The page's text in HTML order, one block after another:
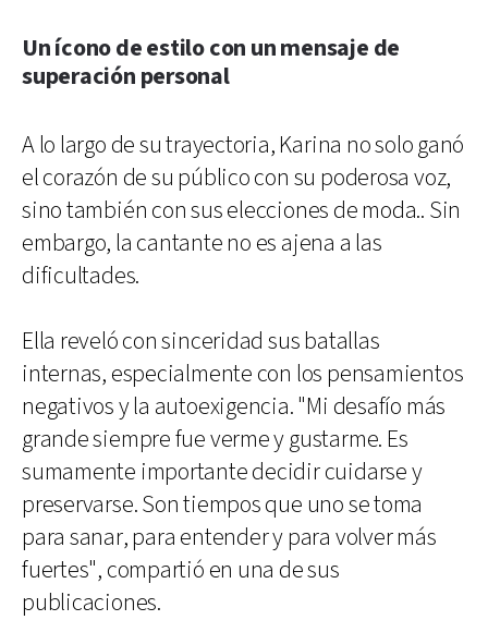
Un ícono de estilo con un mensaje de
superación personal
A lo largo de su trayectoria, Karina no solo ganó
el corazón de su público con su poderosa voz,
sino también con sus elecciones de moda.. Sin
embargo, la cantante no es ajena a las
dificultades.
Ella reveló con sinceridad sus batallas
internas, especialmente con los pensamientos
negativos y la autoexigencia. "Mi desafío más
grande siempre fue verme y gustarme. Es
sumamente importante decidir cuidarse y
preservarse. Son tiempos que uno se toma
para sanar, para entender y para volver más
fuertes", compartió en una de sus
publicaciones.